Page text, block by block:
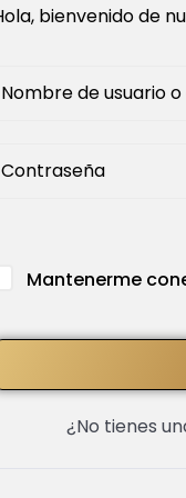
bienvenido de
Mantenerme
¿No tienes